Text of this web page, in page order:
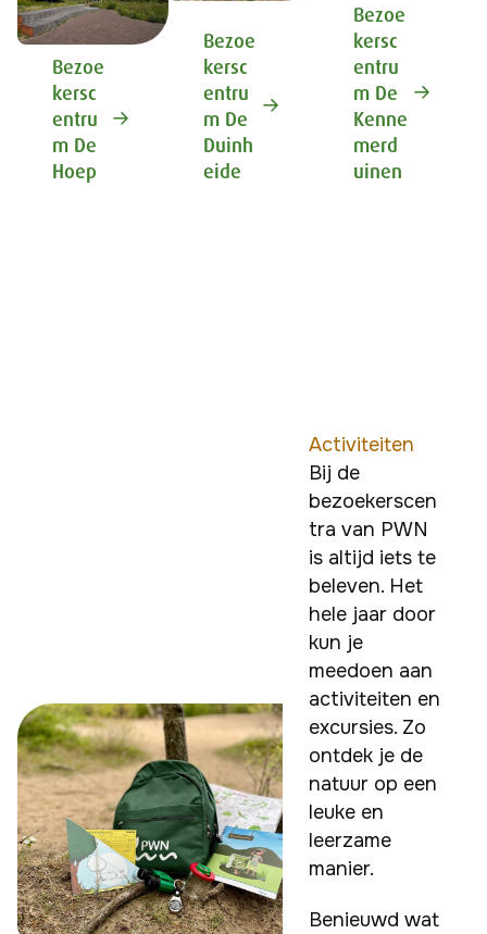
Bezoe
kersc
entru
m De
Hoep
Bezoe
kersc
entru
m De
Duinh
eide
Bezoe
kersc
entru
m De
Kenne
merd
uinen
Activiteiten
Bij de
bezoekerscen
tra van PWN
is altijd iets te
beleven. Het
hele jaar door
kun je
meedoen aan
activiteiten en
excursies. Zo
ontdek je de
natuur op een
leuke en
leerzame
manier.
Benieuwd wat